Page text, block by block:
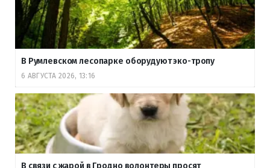
В Румлевском лесопарке оборудуют эко-тропу
6 АВГУСТА 2026, 13:16